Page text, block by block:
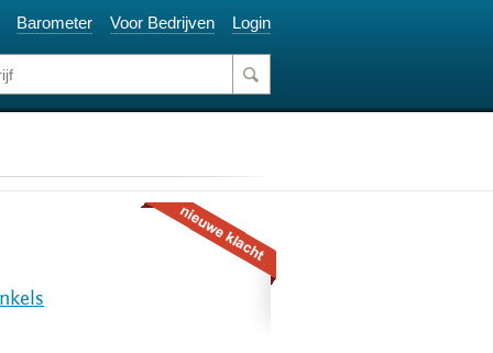
Barometer Voor Bedrijven Login